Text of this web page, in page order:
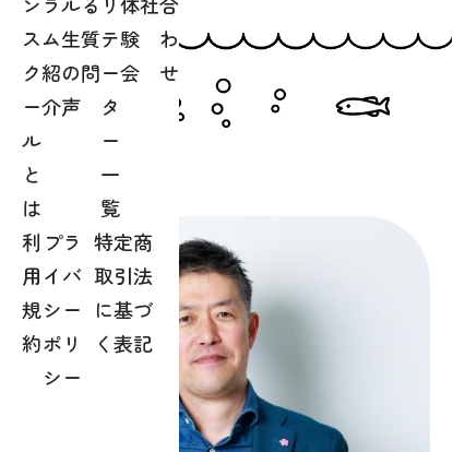
ス
ク
ー
ル
と
は
ム
紹
介
生
の
声
質
問
テ
ー
タ
ー
一
覧
験
会
わ
せ
利
用
規
約
プラ
イバ
シー
ポリ
シー
特定商
取引法
に基づ
く表記